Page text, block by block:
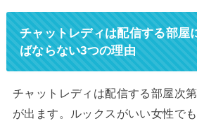
チャットレディは配信する部屋
ばならない3つの理由
チャットレディは配信する部屋次
が出ます。ルックスがいい女性でも